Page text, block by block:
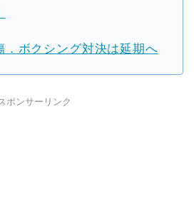
．ボクシング対決は延期へ
ポンサーリンク